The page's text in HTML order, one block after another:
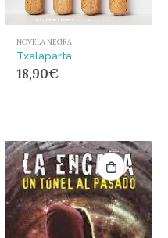
NOVELA NEGRA
Txalaparta
18,90€